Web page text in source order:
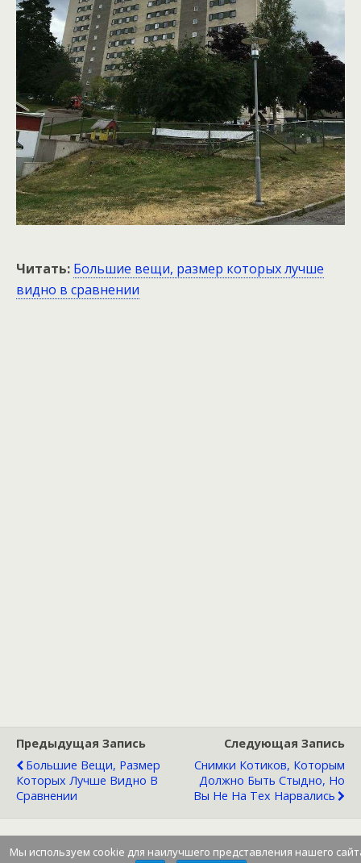
Читать: Большие вещи, размер которых лучше
видно в сравнении
Предыдущая Запись
Большие Вещи, Размер
Которых Лучше Видно В
Сравнении
Следующая Запись
Снимки Котиков, Которым
Должно Быть Стыдно, Но
Вы Не На Тех Нарвались
Мы используем cookie для наилучшего представления нашего